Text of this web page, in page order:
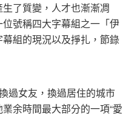
了質變，人才也漸漸凋
號稱四大字幕組之一「伊
組的現況以及掙扎，節錄
過女友，換過居住的城市
余時間最大部分的一項“愛